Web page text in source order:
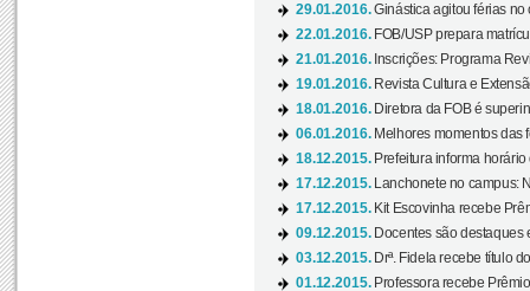
29.01.2016.Ginástica agitou férias no
22.01.2016. FOB/USP prepara
21.01.2016. Inscrições: Programa
19.01.2016. Revista Cultura e
18.01.2016. Diretora da FOB é
06.01.2016. Melhores momentos das
18.12.2015. Prefeitura informa
17.12.2015.
Lanchonete no campus:
17.12.2015. Kit Escovinha recebe
09.12.2015. Docentes são destaques
03.12.2015. Drª. Fidela recebe título
01.12.2015. Professora recebe